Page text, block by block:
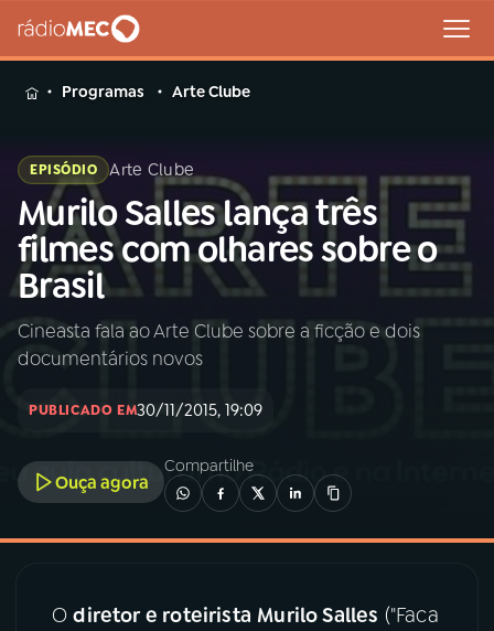
MENU
Buscar
na
Rádio
MEC
Buscar
Início AO VIVO
INÍCIO
A RÁDIO
03PROGRAMAÇÃO
04 PROGRAMAS
Programas Arte Clube
EPISÓDIO Arte Clube
Murilo Salles lança três
filmes com olhares sobre o
Brasil
Cineasta fala ao Arte Clube sobre a ficção e dois
documentários novos
PUBLICADO EM30/11/2015, 19:09
Ouça agora
Compartilhe
Odiretor e roteirista Murilo Salles ("Faca